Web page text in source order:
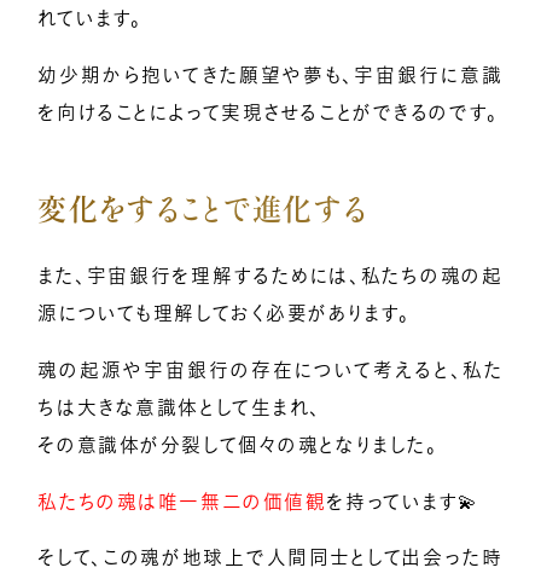
れています。
幼少期から抱いてきた願望や夢も、宇宙銀行に意識
を向けることによって実現させることができるのです。
変化をすることで進化する
また、宇宙銀行を理解するためには、私たちの魂の起
源についても理解しておく必要があります。
魂の起源や宇宙銀行の存在について考えると、私た
ちは大きな意識体として生まれ、
その意識体が分裂して個々の魂となりました。
私たちの魂は唯一無二の価値観 を持っています💫
そして、この魂が地球上で人間同士として出会った時